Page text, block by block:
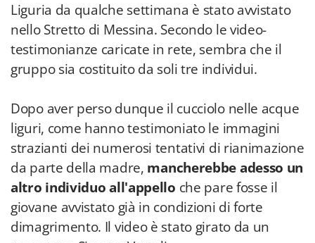
Liguria da qualche settimana è stato avvistato
nello Stretto di Messina. Secondo le video-
testimonianze caricate in rete, sembra che il
gruppo sia costituito da soli tre individui.
Dopo aver perso dunque il cucciolo nelle acque
liguri, come hanno testimoniato le immagini
strazianti dei numerosi tentativi di rianimazione
da parte della madre, mancherebbe adesso un
altro individuo all'appello che pare fosse il
giovane avvistato già in condizioni di forte
dimagrimento. Il video è stato girato da un